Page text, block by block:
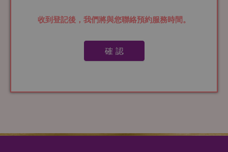
收到登記後，我們將與您聯絡預約服務時間。
確 認